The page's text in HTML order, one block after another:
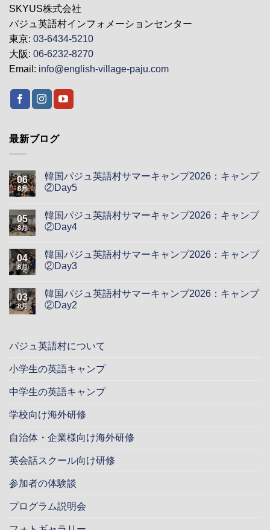
SKYUS株式会社
パジュ英語村インフォメーションセンター
東京: 03-6434-5210
大阪: 06-6232-8270
Email: info@english-village-paju.com
最新ブログ
06
8月
韓国パジュ英語村サマーキャンプ2026：キャンプ
②Day5
05
8月
韓国パジュ英語村サマーキャンプ2026：キャンプ
②Day4
04
8月
韓国パジュ英語村サマーキャンプ2026：キャンプ
②Day3
03
8月
韓国パジュ英語村サマーキャンプ2026：キャンプ
②Day2
パジュ英語村について
小学生の英語キャンプ
中学生の英語キャンプ
学校向け海外研修
自治体・企業様向け海外研修
英会話スクール向け研修
参加者の体験談
プログラム説明会